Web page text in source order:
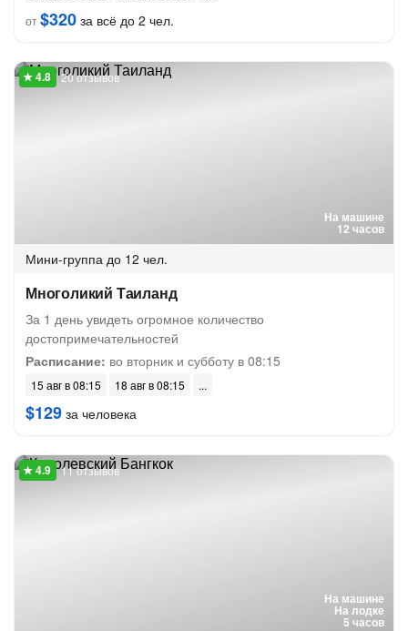
от$320 за всё до 2 чел.
На машине
12 часов
20 отзывов
Мини-группа до 12 чел.
Многоликий Таиланд
За 1 день увидеть огромное количество
достопримечательностей
Расписание: во вторник и субботу в 08:15
15 авг в 08:15 18 авг в 08:15
$129 за человека
На машине
На лодке
5 часов
11 отзывов